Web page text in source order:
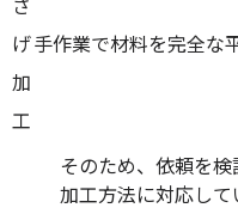
げ
加
工
手作業で材料を完全な
そのため、依頼を
加工方法に対応して